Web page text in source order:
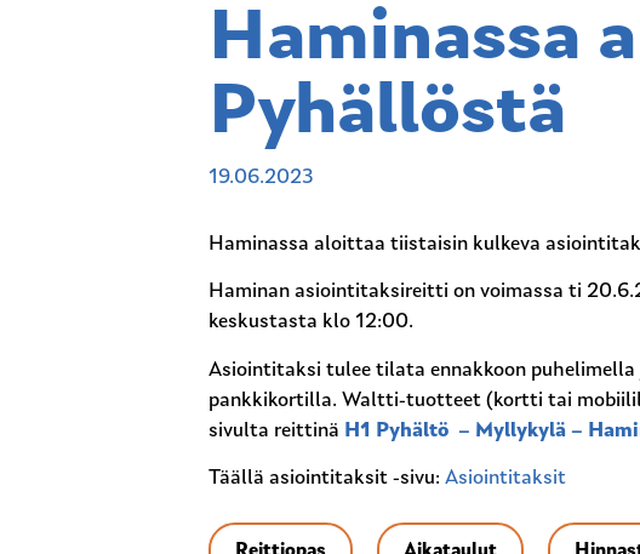
Haminassa
Pyhällöstä
19.06.2023
Haminassa aloittaa tiistaisin kulkeva
Haminan asiointitaksireitti on voimassa ti
keskustasta klo 12:00.
Asiointitaksi tulee tilata ennakkoon
pankkikortilla. Waltti-tuotteet (kortti tai
sivulta reittinä H1 Pyhältö – Myllykylä –
Täällä asiointitaksit -sivu: Asiointitaksit